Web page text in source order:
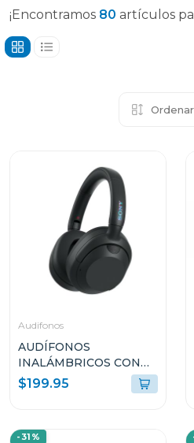
¡Encontramos 80 artículos
Audifonos
AUDÍFONOS
INALÁMBRICOS CON
CANCELACIÓN DE
RUIDO ULT WEAR
$199.95
-31%